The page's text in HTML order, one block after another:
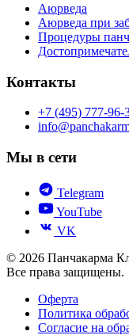
Аюрведа
Аюрведа при
Процедуры
Контакты
+7 (495) 777-96-
Мы в сети
Telegram
YouTube
VK
© 2026 Панчакарма
Все права защищены.
Оферта
Политика
Согласие на